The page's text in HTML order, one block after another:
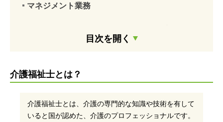
マネジメント業務
訪問介護
病院
介護福祉士の1日のスケジュール例
目次を開く
介護福祉士とは？
介護福祉士とは、介護の専門的な知識や技術を有して
いると国が認めた、介護のプロフェッショナルです。